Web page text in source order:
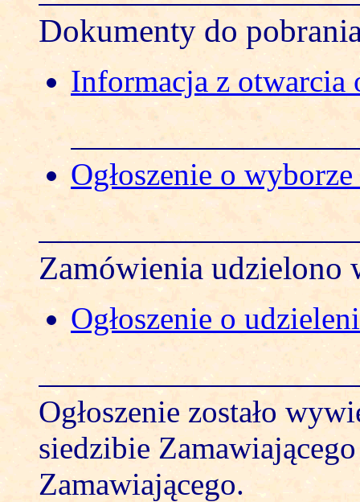
Dokumenty do
Informacja z otwarcia
Ogłoszenie o
Zamówienia udzielono
Ogłoszenie o
Ogłoszenie zostało
siedzibie
Zamawiającego.